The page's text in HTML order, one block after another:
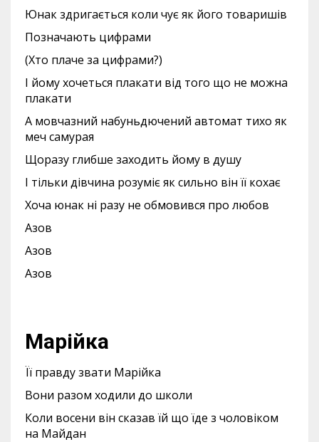
Юнак здригається коли чує як його товаришів
Позначають цифрами
(Хто плаче за цифрами?)
І йому хочеться плакати від того що не можна
плакати
А мовчазний набуньдючений автомат тихо як
меч самурая
Щоразу глибше заходить йому в душу
І тільки дівчина розуміє як сильно він її кохає
Хоча юнак ні разу не обмовився про любов
Азов
Азов
Азов
Марійка
Її правду звати Марійка
Вони разом ходили до школи
Коли восени він сказав їй що їде з чоловіком
на Майдан